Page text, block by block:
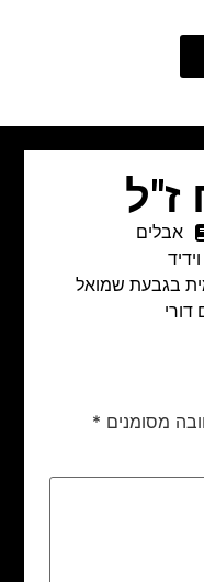
ז"ל
אבלים
בגבעת שמואל
דורי
מסומנים *